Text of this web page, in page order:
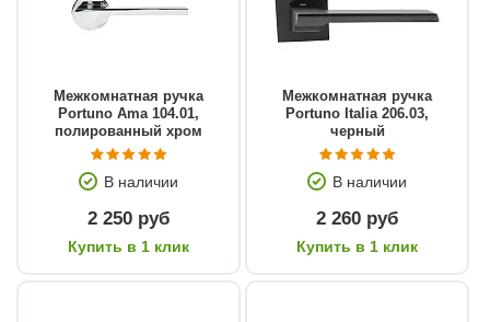
Межкомнатная ручка
Portuno Ama 104.01,
полированный хром
В наличии
2 250 руб
Купить в 1 клик
Межкомнатная ручка
Portuno Italia 206.03,
черный
В наличии
2 260 руб
Купить в 1 клик